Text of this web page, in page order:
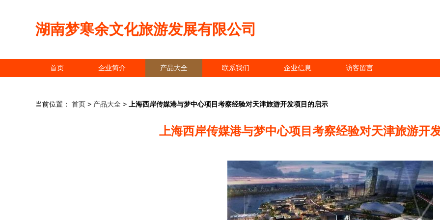
湖南梦寒余文化旅游发展有限公司
首页 企业简介 产品大全 联系我们 企业信息 访客留言
当前位置： 首页 > 产品大全 > 上海西岸传媒港与梦中心项目考察经验对天津旅游开发项目的启示
上海西岸传媒港与梦中心项目考察经验对天津旅游开